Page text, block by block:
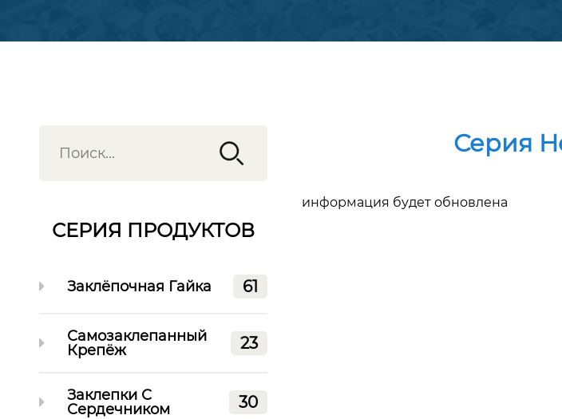
СЕРИЯ ПРОДУКТОВ
Заклёпочная Гайка 61
Самозаклепанный
Крепёж
23
Заклепки С
Сердечником
30
Серия
информация будет обновлена